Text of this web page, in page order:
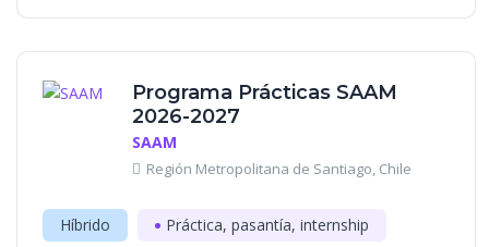
Programa Prácticas SAAM
2026-2027
SAAM
Región Metropolitana de Santiago, Chile
Híbrido Práctica, pasantía, internship